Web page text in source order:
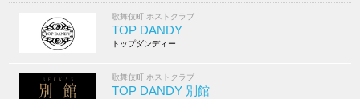
歌舞伎町 ホストクラブ
TOP DANDY
トップダンディー
歌舞伎町 ホストクラブ
TOP DANDY 別館